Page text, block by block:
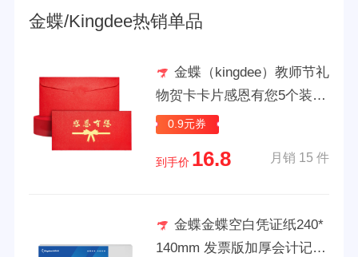
金蝶/Kingdee热销单品
金蝶（kingdee）教师节礼
物贺卡卡片感恩有您5个装信
封感恩卡 母亲节贺卡礼品礼
0.9元券
到手价 16.8 月销 15 件
金蝶金蝶空白凭证纸240*
140mm 发票版加厚会计记账